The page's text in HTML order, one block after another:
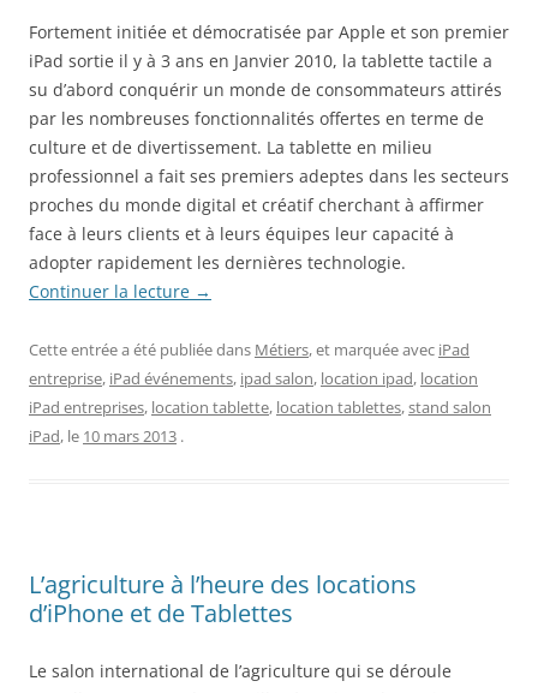
Fortement initiée et démocratisée par Apple et son premier
iPad sortie il y à 3 ans en Janvier 2010, la tablette tactile a
su d’abord conquérir un monde de consommateurs attirés
par les nombreuses fonctionnalités offertes en terme de
culture et de divertissement. La tablette en milieu
professionnel a fait ses premiers adeptes dans les secteurs
proches du monde digital et créatif cherchant à affirmer
face à leurs clients et à leurs équipes leur capacité à
adopter rapidement les dernières technologie.
Continuer la lecture →
Cette entrée a été publiée dans Métiers, et marquée avec iPad
entreprise, iPad événements, ipad salon, location ipad, location
iPad entreprises, location tablette, location tablettes,stand salon
iPad, le 10 mars 2013 .
L’agriculture à l’heure des locations
d’iPhone et de Tablettes
Le salon international de l’agriculture qui se déroule